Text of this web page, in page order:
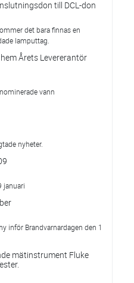
till DCL-don
det bara finnas en
lamputtag.
Årets Levererantör
vann
nyheter.
januari
inför Brandvarnardagen den 1
mätinstrument Fluke